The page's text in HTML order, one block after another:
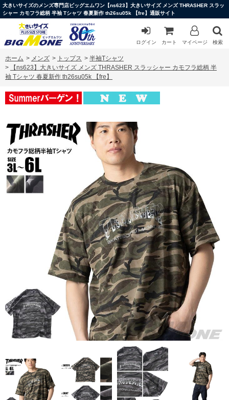
大きいサイズのメンズ専門店ビッグエムワン【ns623】大きいサイズ メンズ THRASHER スラッ
シャー カモフラ総柄 半袖 Tシャツ 春夏新作 th26su05k 【fre】通販サイト
ログイン カート マイページ 検索
ホーム > メンズ > トップス > 半袖Tシャツ
>
【ns623】大きいサイズ メンズ THRASHER スラッシャー カモフラ総柄 半
袖 Tシャツ 春夏新作 th26su05k 【fre】